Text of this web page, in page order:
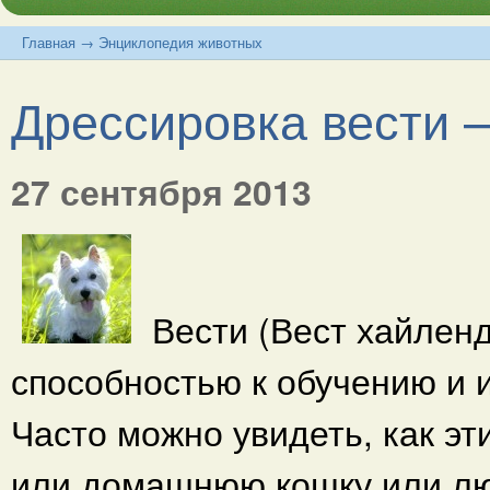
Главная → Энциклопедия животных
Дрессировка
27 сентября 2013
Вести (Вест
способностью к обучению и
Часто можно увидеть, как